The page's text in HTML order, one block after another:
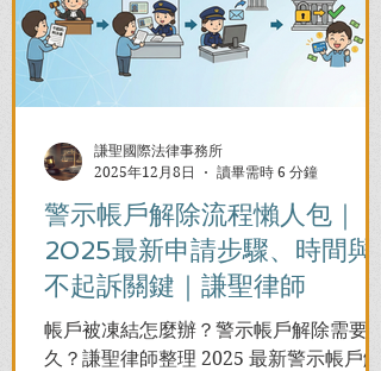
警示帳戶解除流程懶人包｜
2025最新申請步驟、時間與
不起訴關鍵｜謙聖律師
帳戶被凍結怎麼辦？警示帳戶解除需要多
久？謙聖律師整理 2025 最新警示帳戶解
謙聖國際法律事務所
2025年12月8日
讀畢需時 6 分鐘